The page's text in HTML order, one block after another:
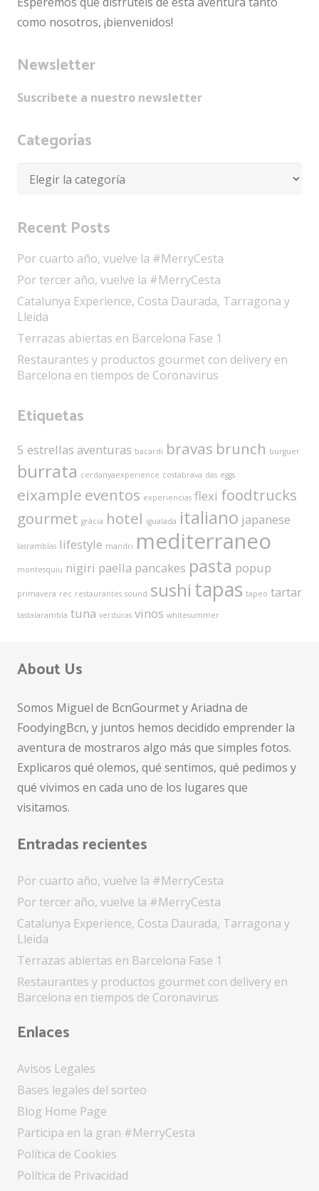
como nosotros, ¡bienvenidos!
Newsletter
Suscribete a nuestro newsletter
Categorías
Categorías
Recent Posts
Por cuarto año, vuelve la #MerryCesta
Por tercer año, vuelve la #MerryCesta
Catalunya Experience, Costa Daurada, Tarragona y
Lleida
Terrazas abiertas en Barcelona Fase 1
Restaurantes y productos gourmet con delivery en
Barcelona en tiempos de Coronavirus
Etiquetas
5 estrellas aventuras bacardi bravas brunch burguer
burrata cerdanyaexperience costabrava das eggs
eixample eventos experiencias flexi foodtrucks
gourmet gràcia hotel igualada italiano japanese
lasramblas lifestyle mandri mediterraneo
montesquiu nigiri paella pancakes pasta popup
primavera rec restaurantes sound sushi tapas tapeo tartar
tastalarambla tuna verduras vinos whitesummer
About Us
Somos Miguel de BcnGourmet y Ariadna de
FoodyingBcn, y juntos hemos decidido emprender la
aventura de mostraros algo más que simples fotos.
Explicaros qué olemos, qué sentimos, qué pedimos y
qué vivimos en cada uno de los lugares que
visitamos.
Entradas recientes
Por cuarto año, vuelve la #MerryCesta
Por tercer año, vuelve la #MerryCesta
Catalunya Experience, Costa Daurada, Tarragona y
Lleida
Terrazas abiertas en Barcelona Fase 1
Restaurantes y productos gourmet con delivery en
Barcelona en tiempos de Coronavirus
Enlaces
Avisos Legales
Bases legales del sorteo
Blog Home Page
Participa en la gran #MerryCesta
Política de Cookies
Política de Privacidad